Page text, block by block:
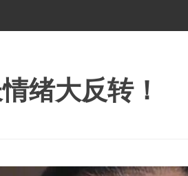
绪大反转！